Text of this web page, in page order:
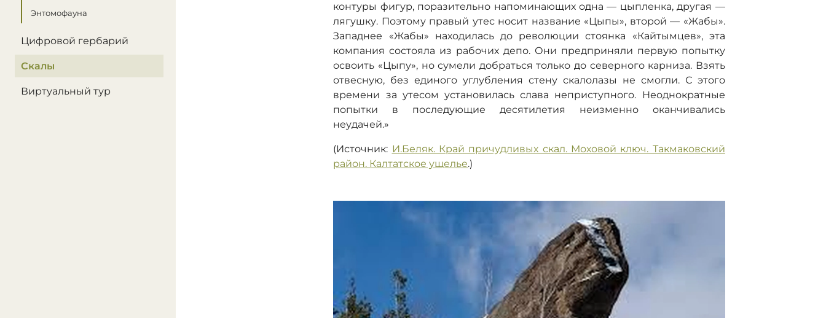
Энтомофауна
Цифровой гербарий
Скалы
Виртуальный тур
контуры фигур, поразительно напоминающих одна — цыпленка, другая —
лягушку. Поэтому правый утес носит название «Цыпы», второй — «Жабы».
Западнее «Жабы» находилась до революции стоянка «Кайтымцев», эта
компания состояла из рабочих депо. Они предприняли первую попытку
освоить «Цыпу», но сумели добраться только до северного карниза. Взять
отвесную, без единого углубления стену скалолазы не смогли. С этого
времени за утесом установилась слава неприступного. Неоднократные
попытки в последующие десятилетия неизменно оканчивались
неудачей.»
(Источник: И.Беляк. Край причудливых скал. Моховой ключ. Такмаковский
район. Калтатское ущелье.)